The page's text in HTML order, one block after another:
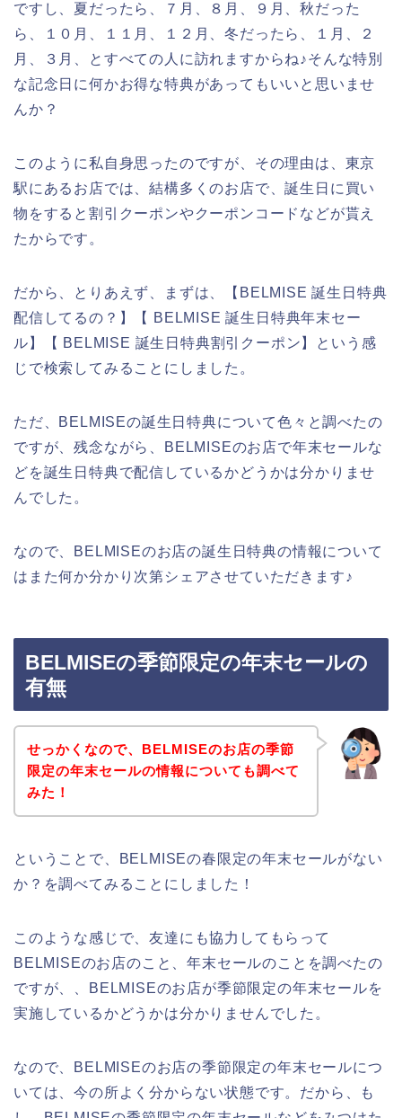
ですし、夏だったら、７月、８月、９月、秋だった
ら、１０月、１１月、１２月、冬だったら、１月、２
月、３月、とすべての人に訪れますからね♪そんな特別
な記念日に何かお得な特典があってもいいと思いませ
んか？
このように私自身思ったのですが、その理由は、東京
駅にあるお店では、結構多くのお店で、誕生日に買い
物をすると割引クーポンやクーポンコードなどが貰え
たからです。
だから、とりあえず、まずは、【BELMISE 誕生日特典
配信してるの？】【 BELMISE 誕生日特典年末セー
ル】【 BELMISE 誕生日特典割引クーポン】という感
じで検索してみることにしました。
ただ、BELMISEの誕生日特典について色々と調べたの
ですが、残念ながら、BELMISEのお店で年末セールな
どを誕生日特典で配信しているかどうかは分かりませ
んでした。
なので、BELMISEのお店の誕生日特典の情報について
はまた何か分かり次第シェアさせていただきます♪
BELMISEの季節限定の年末セールの
有無
せっかくなので、BELMISEのお店の季節
限定の年末セールの情報についても調べて
みた！
ということで、BELMISEの春限定の年末セールがない
か？を調べてみることにしました！
このような感じで、友達にも協力してもらって
BELMISEのお店のこと、年末セールのことを調べたの
ですが、、BELMISEのお店が季節限定の年末セールを
実施しているかどうかは分かりませんでした。
なので、BELMISEのお店の季節限定の年末セールにつ
いては、今の所よく分からない状態です。だから、も